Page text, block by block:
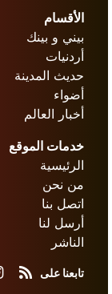
الأقسام
بيني و بينك
أردنيات
حديث المدينة
أضواء
أخبار العالم
خدمات الموقع
الرئيسية
من نحن
اتصل بنا
أرسل لنا
الناشر
تابعنا على